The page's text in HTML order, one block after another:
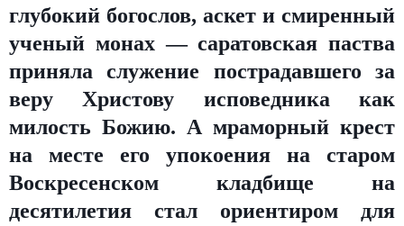
глубокий богослов, аскет и смиренный
ученый монах — саратовская паства
приняла служение пострадавшего за
веру Христову исповедника как
милость Божию. А мраморный крест
на месте его упокоения на старом
Воскресенском кладбище на
десятилетия стал ориентиром для